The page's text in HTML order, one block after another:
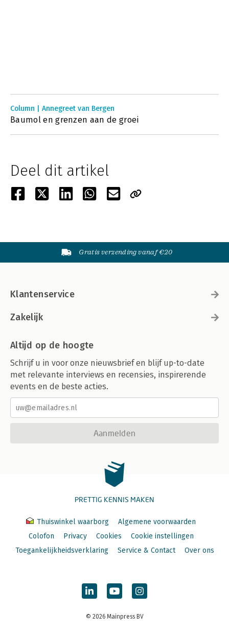
Column | Annegreet van Bergen
Baumol en grenzen aan de groei
Deel dit artikel
Gratis verzending vanaf €20
Klantenservice
Zakelijk
Altijd op de hoogte
Schrijf u in voor onze nieuwsbrief en blijf up-to-date
met relevante interviews en recensies, inspirerende
events en de beste acties.
Aanmelden
PRETTIG KENNIS MAKEN
Thuiswinkel waarborg
Algemene voorwaarden
Colofon
Privacy Cookies
Cookie instellingen
Toegankelijkheidsverklaring
Service & Contact Over ons
© 2026 Mainpress BV